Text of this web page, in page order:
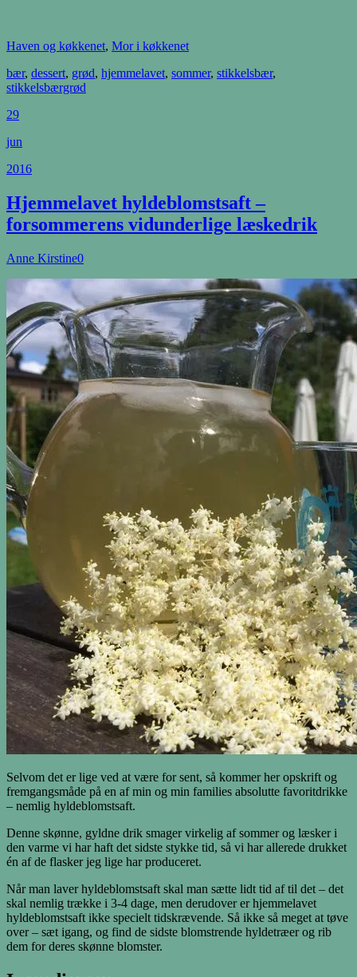
Haven og køkkenet, Mor i køkkenet
bær, dessert, grød, hjemmelavet, sommer, stikkelsbær,
stikkelsbærgrød
29
jun
2016
Hjemmelavet hyldeblomstsaft –
forsommerens vidunderlige læskedrik
Anne Kirstine0
Selvom det er lige ved at være for sent, så kommer her opskrift og
fremgangsmåde på en af min og min families absolutte favoritdrikke
– nemlig hyldeblomstsaft.
Denne skønne, gyldne drik smager virkelig af sommer og læsker i
den varme vi har haft det sidste stykke tid, så vi har allerede drukket
én af de flasker jeg lige har produceret.
Når man laver hyldeblomstsaft skal man sætte lidt tid af til det – det
skal nemlig trække i 3-4 dage, men derudover er hjemmelavet
hyldeblomstsaft ikke specielt tidskrævende. Så ikke så meget at tøve
over – sæt igang, og find de sidste blomstrende hyldetræer og rib
dem for deres skønne blomster.